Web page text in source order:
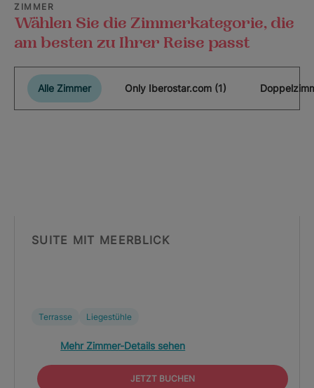
ZIMMER
Wählen Sie die Zimmerkategorie, die
am besten zu Ihrer Reise passt
Alle Zimmer Only Iberostar.com (1)
SUITE MIT MEERBLICK
Terrasse Liegestühle
Mehr Zimmer-Details sehen
JETZT BUCHEN